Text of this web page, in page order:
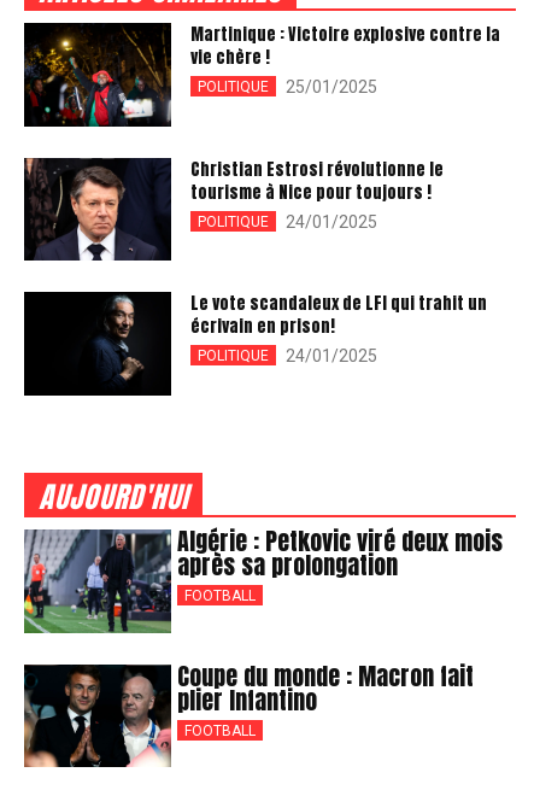
Martinique : Victoire explosive contre la
vie chère !
POLITIQUE 25/01/2025
Christian Estrosi révolutionne le
tourisme à Nice pour toujours !
POLITIQUE 24/01/2025
Le vote scandaleux de LFI qui trahit un
écrivain en prison!
POLITIQUE 24/01/2025
AUJOURD'HUI
Algérie : Petkovic viré deux mois
après sa prolongation
FOOTBALL
Coupe du monde : Macron fait
plier Infantino
FOOTBALL